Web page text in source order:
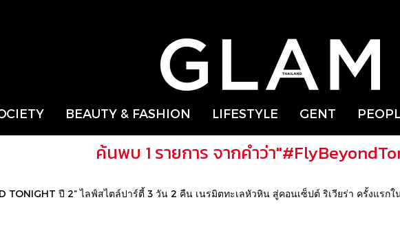
BEAUTY & FASHION LIFESTYLE GENT
ค้นพบ 1 รายการ จากคำว่า
TONIGHT ปี 2” ไลฟ์สไตล์ปาร์ตี้ 3 วัน 2 คืน เนรมิตทะเลหัวหิน สู่คอนเซ็ปต์ ริเวียร่า ครั้งแรกใ